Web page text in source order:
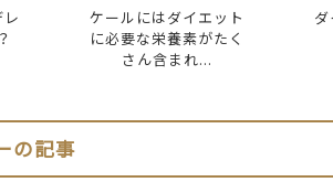
ケールにはダイエット
に必要な栄養素がたく
さん含まれ...
の記事